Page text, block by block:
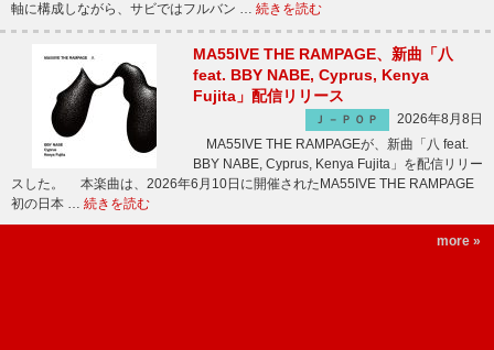
軸に構成しながら、サビではフルバン … 続きを読む
MA55IVE THE RAMPAGE、新曲「八
feat. BBY NABE, Cyprus, Kenya
Fujita」配信リリース
Ｊ－ＰＯＰ
2026年8月8日
MA55IVE THE RAMPAGEが、新曲「八 feat.
BBY NABE, Cyprus, Kenya Fujita」を配信リリー
スした。 本楽曲は、2026年6月10日に開催されたMA55IVE THE RAMPAGE
初の日本 … 続きを読む
more »